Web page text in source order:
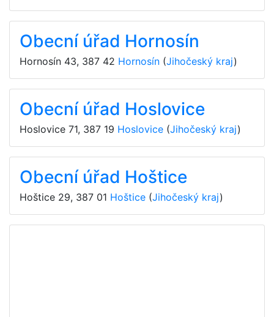
Obecní úřad Hornosín
Hornosín 43, 387 42 Hornosín (Jihočeský kraj)
Obecní úřad Hoslovice
Hoslovice 71, 387 19 Hoslovice (Jihočeský kraj)
Obecní úřad Hoštice
Hoštice 29, 387 01 Hoštice (Jihočeský kraj)